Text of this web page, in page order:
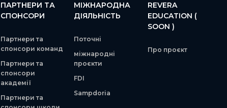
ПАРТНЕРИ ТА
СПОНСОРИ
Партнери та
спонсори команд
Партнери та
спонсори
академії
Партнери та
МІЖНАРОДНА
ДІЯЛЬНІСТЬ
Поточні
міжнародні
проєкти
FDI
Sampdoria
REVERA
EDUCATION (
SOON )
Про проєкт